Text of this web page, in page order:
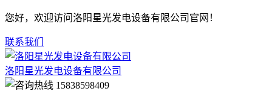
您好，欢迎访问洛阳星光发电设备有限公司官网！
联系我们
洛阳星光发电设备有限公司
15838598409